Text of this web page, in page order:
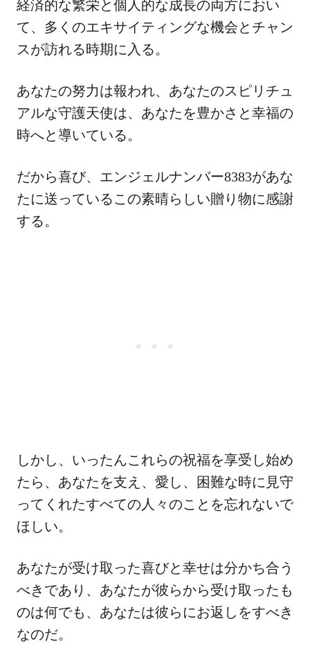
経済的な繁栄と個人的な成長の両方におい
て、多くのエキサイティングな機会とチャン
スが訪れる時期に入る。
あなたの努力は報われ、あなたのスピリチュ
アルな守護天使は、あなたを豊かさと幸福の
時へと導いている。
だから喜び、エンジェルナンバー8383があな
たに送っているこの素晴らしい贈り物に感謝
する。
しかし、いったんこれらの祝福を享受し始め
たら、あなたを支え、愛し、困難な時に見守
ってくれたすべての人々のことを忘れないで
ほしい。
あなたが受け取った喜びと幸せは分かち合う
べきであり、あなたが彼らから受け取ったも
のは何でも、あなたは彼らにお返しをすべき
なのだ。